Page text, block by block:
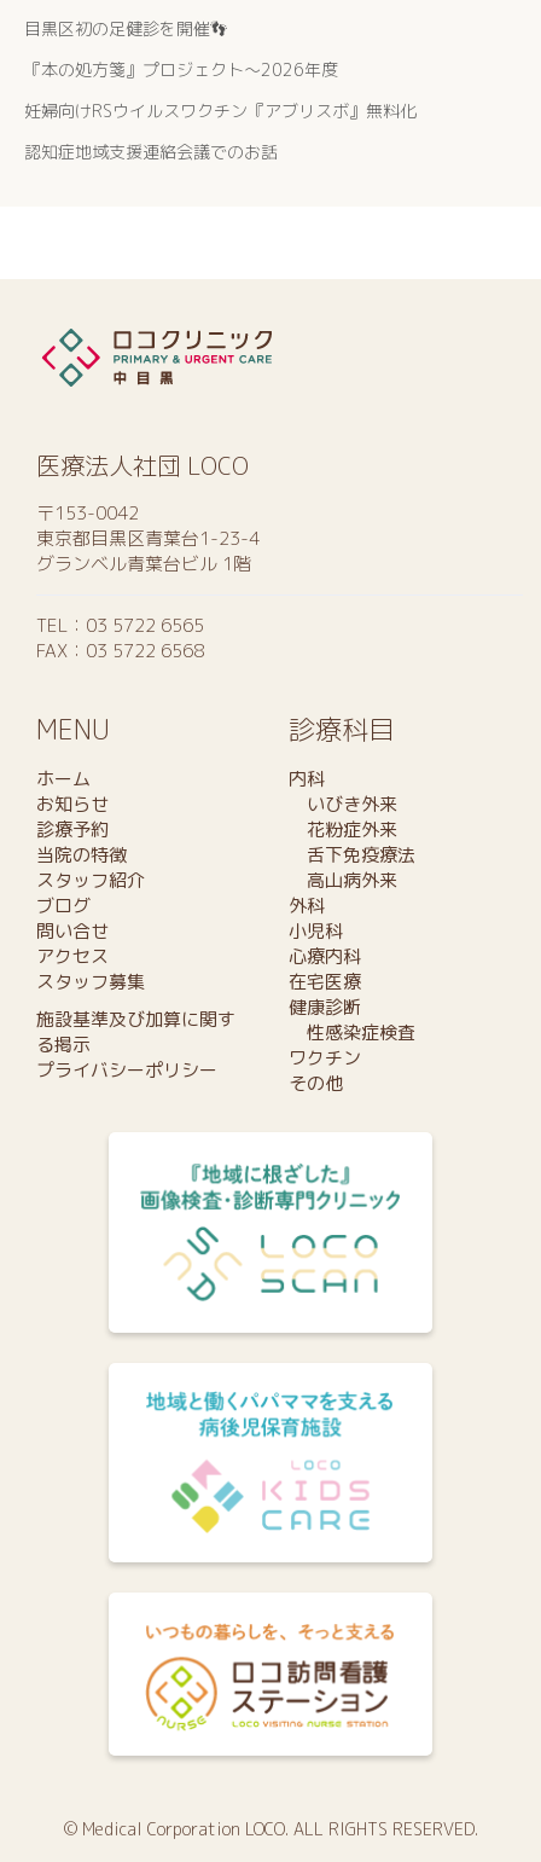
目黒区初の足健診を開催👣
『本の処方箋』プロジェクト〜2026年度
妊婦向けRSウイルスワクチン『アブリスボ』無料化
認知症地域支援連絡会議でのお話
医療法人社団 LOCO
〒153-0042
東京都目黒区青葉台1-23-4
グランベル青葉台ビル 1階
TEL： 03 5722 6565
FAX：03 5722 6568
MENU
ホーム
お知らせ
診療予約
当院の特徴
スタッフ紹介
ブログ
問い合せ
アクセス
スタッフ募集
施設基準及び加算に関す
る掲示
プライバシーポリシー
診療科目
内科
いびき外来
花粉症外来
舌下免疫療法
高山病外来
外科
小児科
心療内科
在宅医療
健康診断
性感染症検査
ワクチン
その他
© Medical Corporation LOCO. ALL RIGHTS RESERVED.